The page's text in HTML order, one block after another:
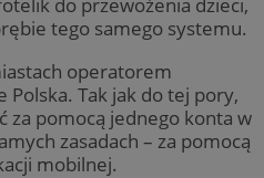
do przewożenia dzieci,
tego samego systemu.
operatorem
Tak jak do tej pory,
za pomocą jednego konta w
zasadach – za pomocą
mobilnej.